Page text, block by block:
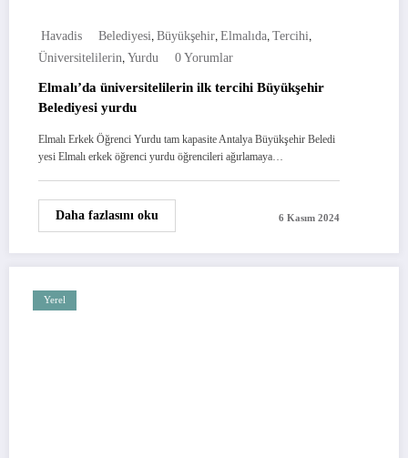
Havadis Belediyesi, Büyükşehir, Elmalıda, Tercihi,
Üniversitelilerin, Yurdu 0 Yorumlar
Elmalı’da üniversitelilerin ilk tercihi Büyükşehir
Belediyesi yurdu
Elmalı Erkek Öğrenci Yurdu tam kapasite Antalya Büyükşehir Beledi
yesi Elmalı erkek öğrenci yurdu öğrencileri ağırlamaya…
Daha fazlasını oku 6 Kasım 2024
Yerel